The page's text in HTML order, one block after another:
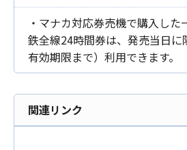
・マナカ対応券売機で購入した
鉄全線24時間券は、発売当日に
有効期限まで）利用できます。
関連リンク